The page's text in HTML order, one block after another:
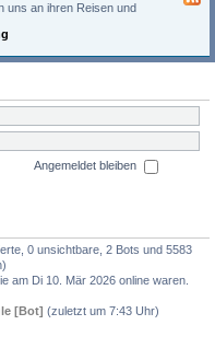
uns an ihren Reisen und
Angemeldet bleiben
0 unsichtbare, 2 Bots und 5583
am Di 10. Mär 2026 online waren.
[Bot] (zuletzt um 7:43 Uhr)